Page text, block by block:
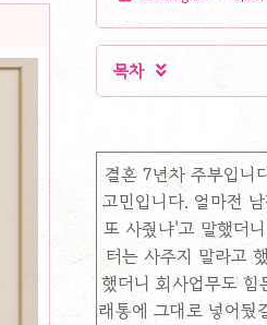
목차 
결혼 7년차 주부입니
고민입니다. 얼마전
또 사줬냐'고 말했더
터는 사주지 말라고
했더니 회사업무도
래통에 그대로 넣어뒀